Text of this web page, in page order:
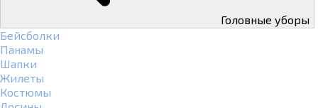
Головные уборы
Бейсболки
Панамы
Шапки
Жилеты
Костюмы